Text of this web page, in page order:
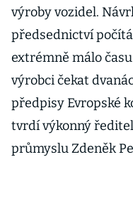
výroby vozidel.
předsednictví
extrémně málo
výrobci čekat
předpisy Evropské
tvrdí výkonný
průmyslu Zdeněk